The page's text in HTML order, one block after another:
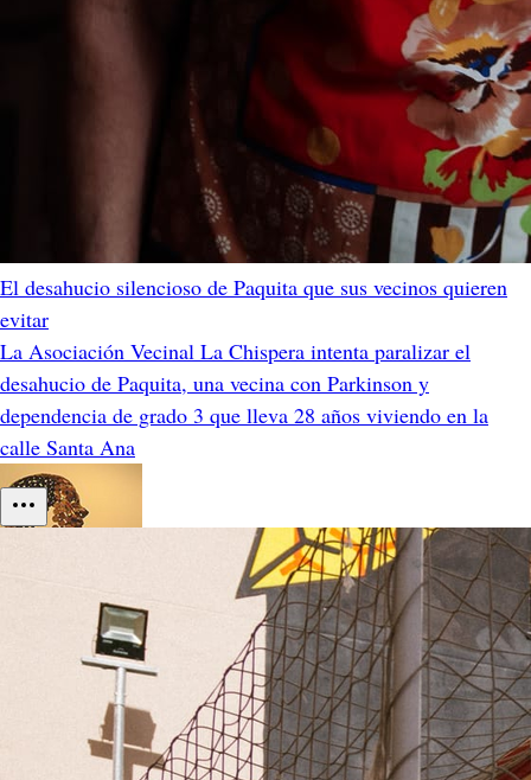
El desahucio silencioso de Paquita que sus vecinos quieren
evitar
La Asociación Vecinal La Chispera intenta paralizar el
desahucio de Paquita, una vecina con Parkinson y
dependencia de grado 3 que lleva 28 años viviendo en la
calle Santa Ana